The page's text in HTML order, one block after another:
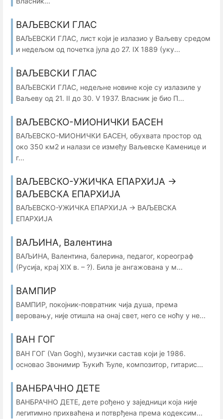
ВАЉЕВСКИ ГЛАС
ВАЉЕВСКИ ГЛАС, лист који је излазио у Ваљеву средом
и недељом од почетка јула до 27. IX 1889 (уку...
ВАЉЕВСКИ ГЛАС
ВАЉЕВСКИ ГЛАС, недељне новине које су излазиле у
Ваљеву од 21. II до 30. V 1937. Власник је био П...
ВАЉЕВСКО-МИОНИЧКИ БАСЕН
ВАЉЕВСКО-МИОНИЧКИ БАСЕН, обухвата простор од
око 350 км2 и налази се између Ваљевске Каменице и
г...
ВАЉЕВСКО-УЖИЧКА ЕПАРХИЈА →
ВАЉЕВСКА ЕПАРХИЈА
ВАЉЕВСКО-УЖИЧКА ЕПАРХИЈА → ВАЉЕВСКА
ЕПАРХИЈА
ВАЉИНА, Валентина
ВАЉИНА, Валентина, балерина, педагог, кореограф
(Русија, крај XIX в. – ?). Била је ангажована у м...
ВАМПИР
ВАМПИР, покојник-повратник чија душа, према
веровању, није отишла на онај свет, него се ноћу у не...
ВАН ГОГ
ВАН ГОГ (Van Gogh), музички састав који је 1986.
основао Звонимир Ђукић Ђуле, композитор, гитарис...
ВАНБРАЧНО ДЕТЕ
ВАНБРАЧНО ДЕТЕ, дете рођено у заједници која није
легитимно прихваћена и потврђена према кодексим...